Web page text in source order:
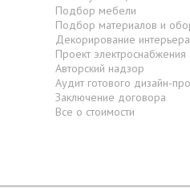
Подбор мебели
Подбор материалов и
Декорирование интерьера
Проект электроснабжения
Авторский надзор
Аудит готового дизайн-
Заключение договора
Все о стоимости